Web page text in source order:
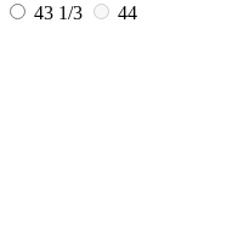
43 1/3
44